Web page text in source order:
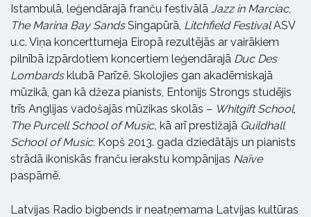
Istambulā, leģendārajā franču festivālā Jazz in Marciac,
The Marina Bay SandsSingapūrā, Litchfield FestivalASV
u.c. Viņa koncertturneja Eiropā rezultējās ar vairākiem
pilnībā izpārdotiem koncertiem leģendārajā Duc Des
Lombardsklubā Parīzē. Skolojies gan akadēmiskajā
mūzikā, gan kā džeza pianists, Entonijs Strongs studējis
trīs Anglijas vadošajās mūzikas skolās – Whitgift School,
The Purcell School of Music, kā arī prestižajā Guildhall
School of Music. Kopš 2013. gada dziedātājs un pianists
strādā ikoniskās franču ierakstu kompānijas Naïve
paspārnē.
Latvijas Radio bigbends ir neatņemama Latvijas kultūras